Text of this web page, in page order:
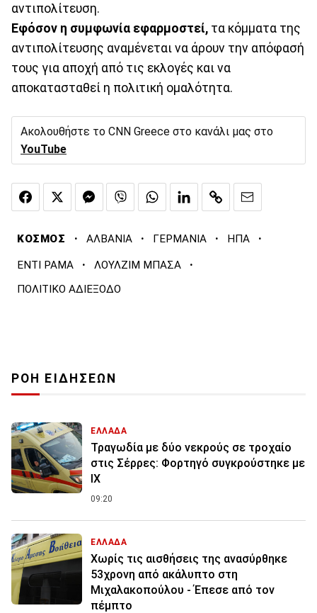
αντιπολίτευση.
Εφόσον η συμφωνία εφαρμοστεί, τα κόμματα της
αντιπολίτευσης αναμένεται να άρουν την απόφασή
τους για αποχή από τις εκλογές και να
αποκατασταθεί η πολιτική ομαλότητα.
Ακολουθήστε το CNN Greece στο κανάλι μας στο
YouTube
ΚΟΣΜΟΣ · ΑΛΒΑΝΙΑ · ΓΕΡΜΑΝΙΑ · ΗΠΑ ·
ΕΝΤΙ ΡΑΜΑ · ΛΟΥΛΖΙΜ ΜΠΑΣΑ ·
ΠΟΛΙΤΙΚΟ ΑΔΙΕΞΟΔΟ
ΡΟΗ ΕΙΔΗΣΕΩΝ
ΕΛΛΑΔΑ
Τραγωδία με δύο νεκρούς σε τροχαίο
στις Σέρρες: Φορτηγό συγκρούστηκε με
ΙΧ
09:20
ΕΛΛΑΔΑ
Χωρίς τις αισθήσεις της ανασύρθηκε
53χρονη από ακάλυπτο στη
Μιχαλακοπούλου - Έπεσε από τον
πέμπτο